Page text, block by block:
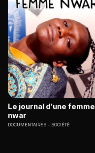
Le journal d'une femme
nwar
DOCUMENTAIRES SOCIÉTÉ